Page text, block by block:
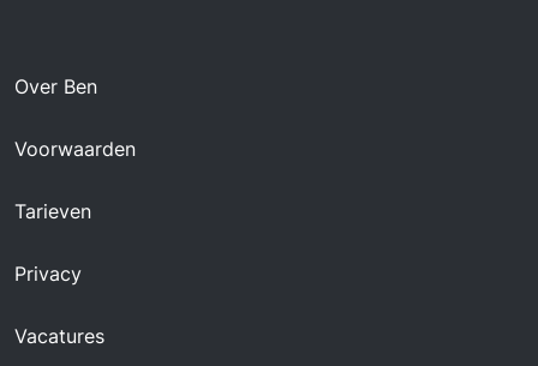
Over Ben
Voorwaarden
Tarieven
Privacy
Vacatures